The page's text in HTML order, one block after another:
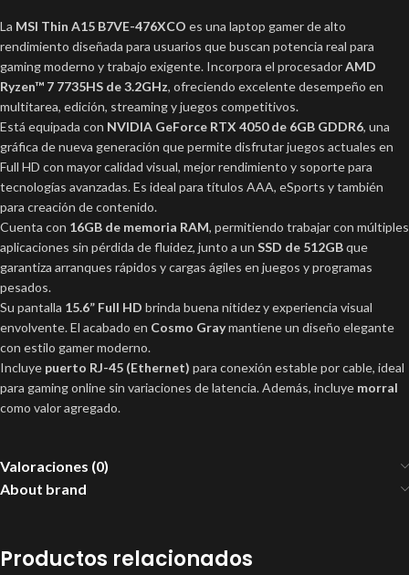
La MSI Thin A15 B7VE-476XCO es una laptop gamer de alto
rendimiento diseñada para usuarios que buscan potencia real para
gaming moderno y trabajo exigente. Incorpora el procesadorAMD
Ryzen™ 7 7735HS de 3.2GHz, ofreciendo excelente desempeño en
multitarea, edición, streaming y juegos competitivos.
Está equipada con NVIDIA GeForce RTX 4050 de 6GB GDDR6, una
gráfica de nueva generación que permite disfrutar juegos actuales en
Full HD con mayor calidad visual, mejor rendimiento y soporte para
tecnologías avanzadas. Es ideal para títulos AAA, eSports y también
para creación de contenido.
Cuenta con 16GB de memoria RAM, permitiendo trabajar con múltiples
aplicaciones sin pérdida de fluidez, junto a un SSD de 512GBque
garantiza arranques rápidos y cargas ágiles en juegos y programas
pesados.
Su pantalla 15.6” Full HD brinda buena nitidez y experiencia visual
envolvente. El acabado en Cosmo Graymantiene un diseño elegante
con estilo gamer moderno.
Incluye puerto RJ-45 (Ethernet) para conexión estable por cable, ideal
para gaming online sin variaciones de latencia. Además, incluye morral
como valor agregado.
Valoraciones (0)
About brand
Productos relacionados